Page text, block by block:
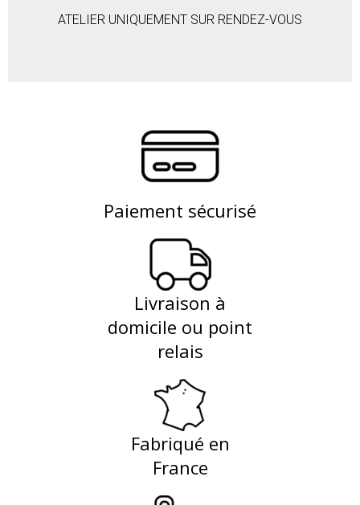
ATELIER UNIQUEMENT SUR RENDEZ-VOUS
Paiement sécurisé
Livraison à
domicile ou point
relais
Fabriqué en
France